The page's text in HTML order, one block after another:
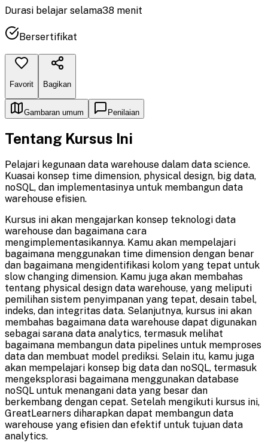
Durasi belajar selama38 menit
Bersertifikat
Favorit Bagikan
Gambaran umum Penilaian
Tentang Kursus Ini
Pelajari kegunaan data warehouse dalam data science.
Kuasai konsep time dimension, physical design, big data,
noSQL, dan implementasinya untuk membangun data
warehouse efisien.
Kursus ini akan mengajarkan konsep teknologi data
warehouse dan bagaimana cara
mengimplementasikannya. Kamu akan mempelajari
bagaimana menggunakan time dimension dengan benar
dan bagaimana mengidentifikasi kolom yang tepat untuk
slow changing dimension. Kamu juga akan membahas
tentang physical design data warehouse, yang meliputi
pemilihan sistem penyimpanan yang tepat, desain tabel,
indeks, dan integritas data. Selanjutnya, kursus ini akan
membahas bagaimana data warehouse dapat digunakan
sebagai sarana data analytics, termasuk melihat
bagaimana membangun data pipelines untuk memproses
data dan membuat model prediksi. Selain itu, kamu juga
akan mempelajari konsep big data dan noSQL, termasuk
mengeksplorasi bagaimana menggunakan database
noSQL untuk menangani data yang besar dan
berkembang dengan cepat. Setelah mengikuti kursus ini,
GreatLearners diharapkan dapat membangun data
warehouse yang efisien dan efektif untuk tujuan data
analytics.